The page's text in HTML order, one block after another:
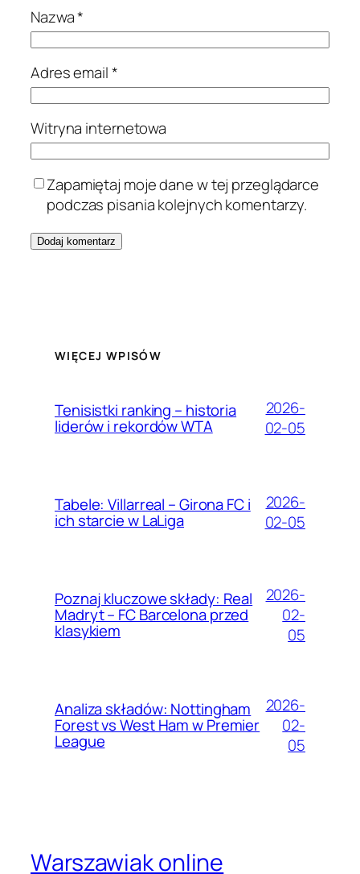
Nazwa*
Adres email*
Witryna internetowa
Zapamiętaj moje dane w tej przeglądarce
podczas pisania kolejnych komentarzy.
WIĘCEJ WPISÓW
Tenisistki ranking – historia
liderów i rekordów WTA
2026-
02-05
Tabele: Villarreal – Girona FC i
ich starcie w LaLiga
2026-
02-05
Poznaj kluczowe składy: Real
Madryt – FC Barcelona przed
klasykiem
2026-
02-
05
Analiza składów: Nottingham
Forest vs West Ham w Premier
League
2026-
02-
05
Warszawiak online